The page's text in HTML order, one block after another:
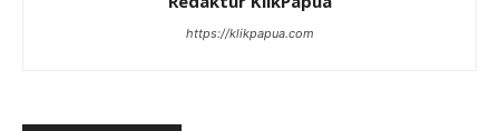
https://klikpapua.com